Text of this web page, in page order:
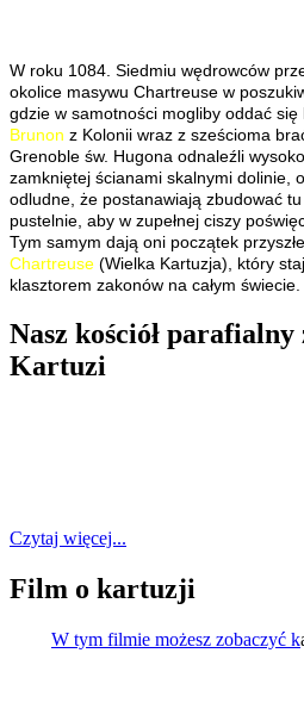
W roku 1084. Siedmiu wędrowców
okolice masywu Chartreuse w
gdzie w samotności mogliby oddać się
Brunon z Kolonii wraz z sześcioma
Grenoble św. Hugona odnaleźli
zamkniętej ścianami skalnymi dolinie,
odludne, że postanawiają zbudować
pustelnie, aby w zupełnej ciszy
Tym samym dają oni początek
Chartreuse (Wielka Kartuzja), który
klasztorem zakonów na całym świecie.
Nasz kościół
Kartuzi
Czytaj więcej...
Film o kartuzji
W tym filmie możesz zobaczyć k